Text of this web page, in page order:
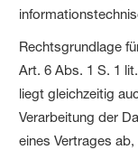
Rechtsgrundlage
Art. 6 Abs. 1 S. 1
liegt gleichzeitig
Verarbeitung der
eines Vertrages